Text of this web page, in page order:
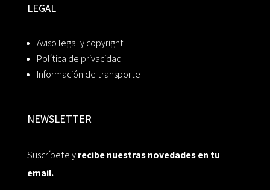
LEGAL
Aviso legal y copyright
Política de privacidad
Información de transporte
NEWSLETTER
Suscríbete yrecibe nuestras novedades en tu
email.